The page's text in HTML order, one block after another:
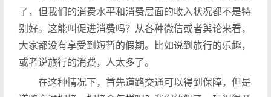
了，但我们的消费水平和消费层面的收入状况都不是特
别好。这能叫促进消费吗？从各种微信或者舆论来看，
大家都没有享受到短暂的假期。比如说到旅行的乐趣，
或者说旅行的消费，人太多了。
在这种情况下，首先道路交通可以得到保障，但是